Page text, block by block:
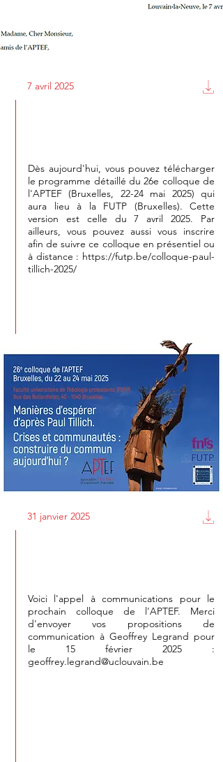
7 avril 2025
Dès aujourd'hui, vous pouvez télécharger
le programme détaillé du 26e colloque de
l'APTEF (Bruxelles, 22-24 mai 2025) qui
aura lieu à la FUTP (Bruxelles). Cette
version est celle du 7 avril 2025. Par
ailleurs, vous pouvez aussi vous inscrire
afin de suivre ce colloque en présentiel ou
à distance : https://futp.be/colloque-paul-
tillich-2025/
31 janvier 2025
Voici l'appel à communications pour le
prochain colloque de l'APTEF. Merci
d'envoyer vos propositions de
communication à Geoffrey Legrand pour
le 15 février 2025 :
geoffrey.legrand@uclouvain.be